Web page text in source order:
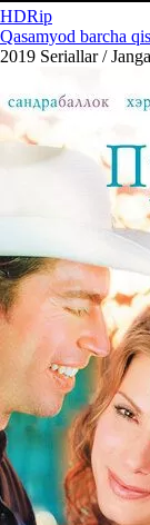
HDRip
Qasamyod barcha
2019 Seriallar /